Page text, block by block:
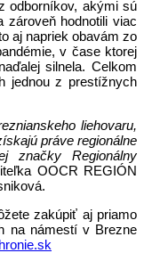
odborníkov, akými sú
zároveň hodnotili viac
aj napriek obavám zo
v čase ktorej
silnela. Celkom
jednou z prestížnych
liehovaru,
práve regionálne
značky Regionálny
OOCR REGIÓN
zakúpiť aj priamo
na námestí v Brezne